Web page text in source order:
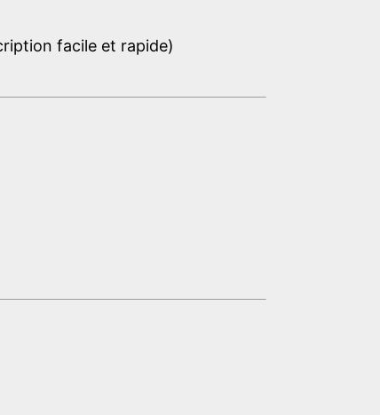
facile et rapide)